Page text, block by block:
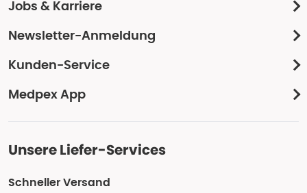
Jobs & Karriere
Newsletter-Anmeldung
Kunden-Service
Medpex App
Unsere Liefer-Services
Schneller Versand